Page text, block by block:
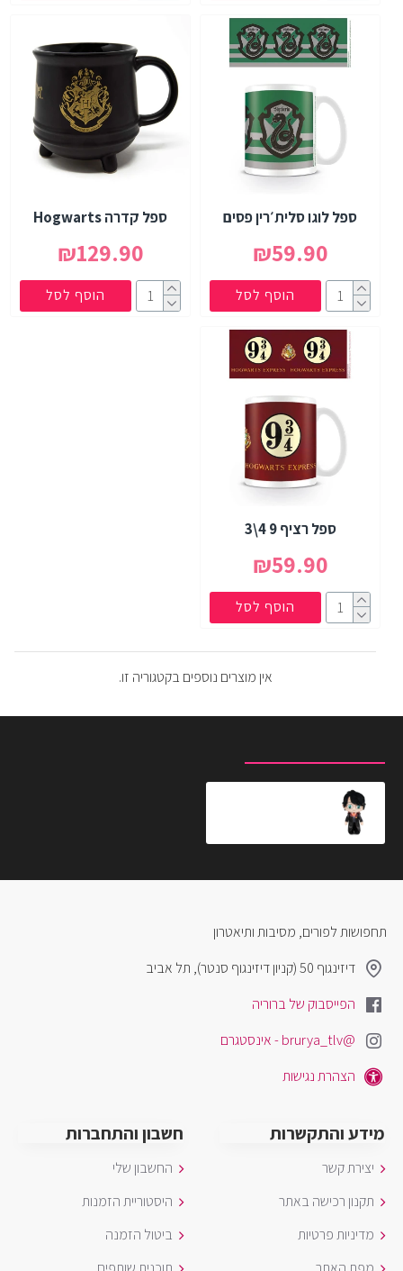
ספל לוגו סלית׳רין פסים
₪59.90
הוסף לסל
ספל קדרה Hogwarts
₪129.90
הוסף לסל
ספל רציף 9 4\3
₪59.90
הוסף לסל
אין מוצרים נוספים בקטגוריה זו.
תחפושות לפורים, מסיבות ותיאטרון
דיזינגוף 50 (קניון דיזינגוף סנטר), תל אביב
הפייסבוק של ברוריה
@brurya_tlv - אינסטגרם
הצהרת נגישות
מידע והתקשרות
יצירת קשר
תקנון רכישה באתר
מדיניות פרטיות
חשבון והתחברות
החשבון שלי
היסטוריית הזמנות
ביטול הזמנה